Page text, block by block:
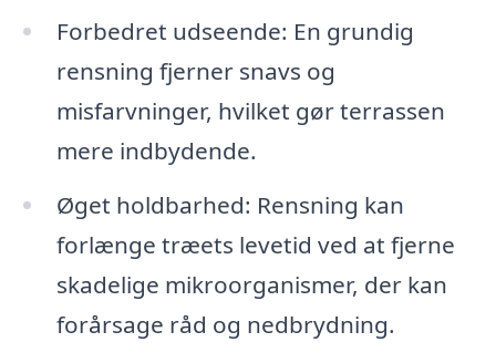
Forbedret udseende: En grundig
rensning fjerner snavs og
misfarvninger, hvilket gør terrassen
mere indbydende.
Øget holdbarhed: Rensning kan
forlænge træets levetid ved at fjerne
skadelige mikroorganismer, der kan
forårsage råd og nedbrydning.